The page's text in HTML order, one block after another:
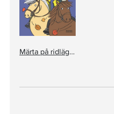
Märta på ridläger (e-bok + ljud)